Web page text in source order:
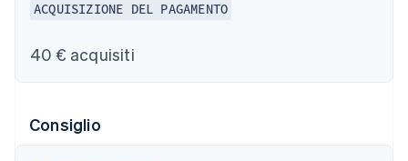
ACQUISIZIONE DEL PAGAMENTO
40 € acquisiti
Consiglio